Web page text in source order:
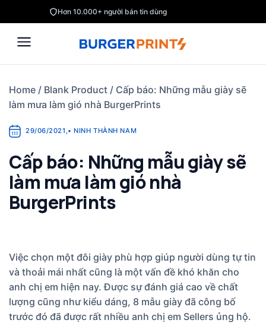
to
content
Hơn 10.000+ người bán tin dùng
Home / Blank Product / Cấp báo: Những mẫu giày sẽ
làm mưa làm gió nhà BurgerPrints
29/06/2021 ,• NINH THÀNH NAM
Cấp báo: Những mẫu giày sẽ
làm mưa làm gió nhà
BurgerPrints
Việc chọn một đôi giày phù hợp giúp người dùng tự tin
và thoải mái nhất cũng là một vấn đề khó khăn cho
anh chị em hiện nay. Được sự đánh giá cao về chất
lượng cũng như kiểu dáng, 8 mẫu giày đã công bố
trước đó đã được rất nhiều anh chị em Sellers ủng hộ.